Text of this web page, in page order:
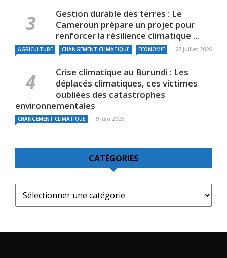
Gestion durable des terres : Le
Cameroun prépare un projet pour
renforcer la résilience climatique ...
AGRICULTURE CHANGEMENT CLIMATIQUE ECONOMIE 27 juillet 2026
Crise climatique au Burundi : Les
déplacés climatiques, ces victimes
oubliées des catastrophes
environnementales
CHANGEMENT CLIMATIQUE 9 juin 2026
CATÉGORIES